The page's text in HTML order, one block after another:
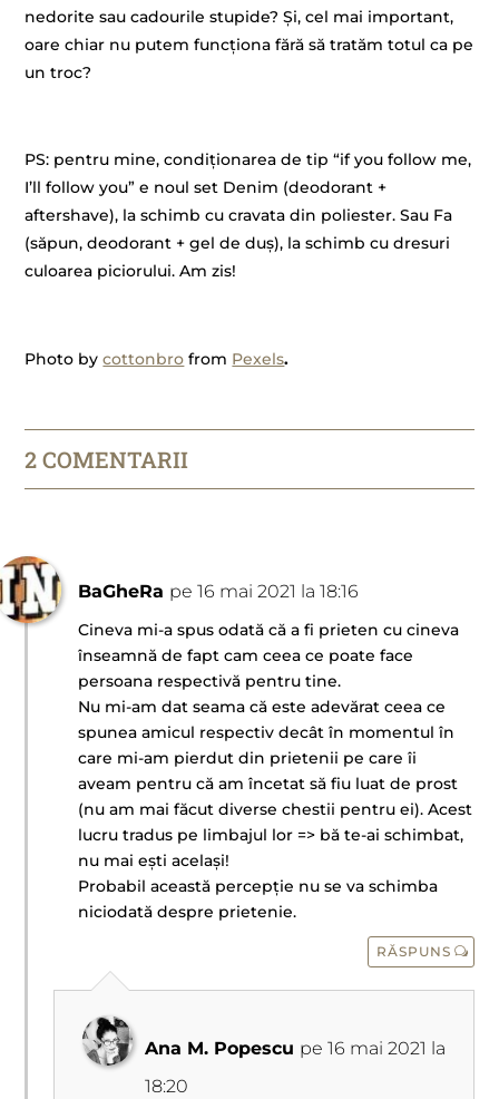
nedorite sau cadourile stupide? Și, cel mai important,
oare chiar nu putem funcționa fără să tratăm totul ca pe
un troc?
PS: pentru mine, condiționarea de tip “if you follow me,
I’ll follow you” e noul set Denim (deodorant +
aftershave), la schimb cu cravata din poliester. Sau Fa
(săpun, deodorant + gel de duș), la schimb cu dresuri
culoarea piciorului. Am zis!
Photo bycottonbro from Pexels.
2 COMENTARII
BaGheRa pe 16 mai 2021 la 18:16
Cineva mi-a spus odată că a fi prieten cu cineva
înseamnă de fapt cam ceea ce poate face
persoana respectivă pentru tine.
Nu mi-am dat seama că este adevărat ceea ce
spunea amicul respectiv decât în momentul în
care mi-am pierdut din prietenii pe care îi
aveam pentru că am încetat să fiu luat de prost
(nu am mai făcut diverse chestii pentru ei). Acest
lucru tradus pe limbajul lor => bă te-ai schimbat,
nu mai ești același!
Probabil această percepție nu se va schimba
niciodată despre prietenie.
RĂSPUNS
Ana M. Popescu pe 16 mai 2021 la
18:20